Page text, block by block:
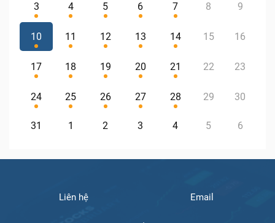
3 4 5 6 7 8 9
10 11 12 13 14 15 16
17 18 19 20 21 22 23
24 25 26 27 28 29 30
31 1 2 3 4 5 6
Liên hệ Email